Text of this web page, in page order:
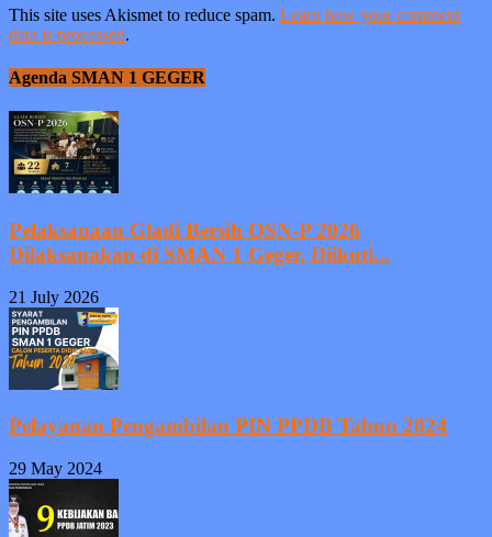
This site uses Akismet to reduce spam. Learn how your comment
data is processed.
Agenda SMAN 1 GEGER
Pelaksanaan Gladi Bersih OSN-P 2026
Dilaksanakan di SMAN 1 Geger, Diikuti...
21 July 2026
Pelayanan Pengambilan PIN PPDB Tahun 2024
29 May 2024